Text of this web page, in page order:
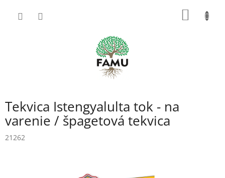
Tekvica Istengyalulta tok - na
varenie / špagetová tekvica
21262